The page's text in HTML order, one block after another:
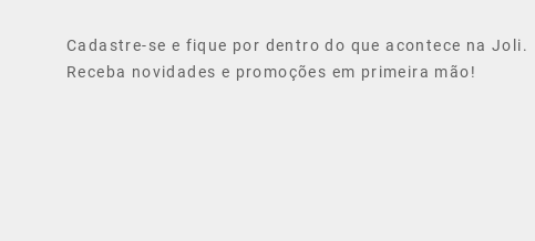
Cadastre-se e fique por dentro do que acontece na Joli.
Receba novidades e promoções em primeira mão!